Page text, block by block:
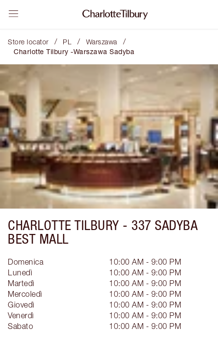
Store locator / PL / Warszawa /
Charlotte Tilbury -Warszawa Sadyba
CHARLOTTE TILBURY - 337 SADYBA
BEST MALL
Domenica
10:00 AM - 9:00 PM
Lunedì
10:00 AM - 9:00 PM
Martedì
10:00 AM - 9:00 PM
Mercoledì
10:00 AM - 9:00 PM
Giovedì
10:00 AM - 9:00 PM
Venerdì
10:00 AM - 9:00 PM
Sabato
10:00 AM - 9:00 PM